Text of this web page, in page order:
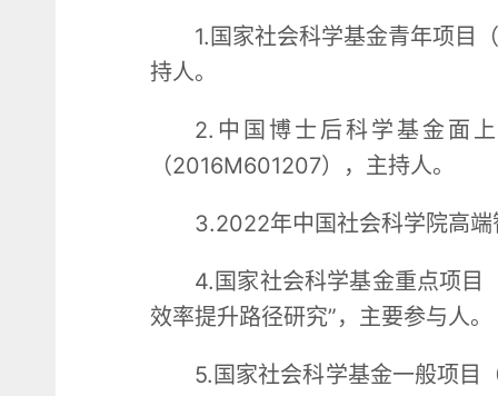
1.国家社会科学基金青年项目
持人。
2.中国博士后科学基金面
（2016M601207），主持人。
3.2022年中国社会科学院高
4.国家社会科学基金重点项目
效率提升路径研究”，主要参与人。
5.国家社会科学基金一般项目